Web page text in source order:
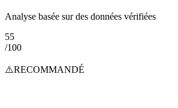
Analyse basée sur des données vérifiées
55
/100
⚠️RECOMMANDÉ